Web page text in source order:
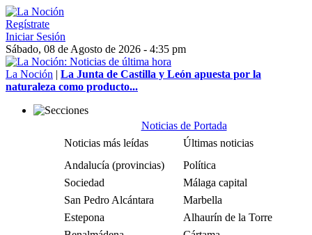
Regístrate
Iniciar Sesión
Sábado, 08 de Agosto de 2026 - 4:35 pm
La Noción | La Junta de Castilla y León apuesta por la
naturaleza como producto...
Noticias de Portada
Noticias más leídas
Últimas noticias
Andalucía (provincias)
Política
Sociedad
Málaga capital
San Pedro Alcántara
Marbella
Estepona
Alhaurín de la Torre